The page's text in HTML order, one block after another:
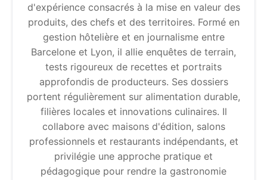
d'expérience consacrés à la mise en valeur des
produits, des chefs et des territoires. Formé en
gestion hôtelière et en journalisme entre
Barcelone et Lyon, il allie enquêtes de terrain,
tests rigoureux de recettes et portraits
approfondis de producteurs. Ses dossiers
portent régulièrement sur alimentation durable,
filières locales et innovations culinaires. Il
collabore avec maisons d'édition, salons
professionnels et restaurants indépendants, et
privilégie une approche pratique et
pédagogique pour rendre la gastronomie